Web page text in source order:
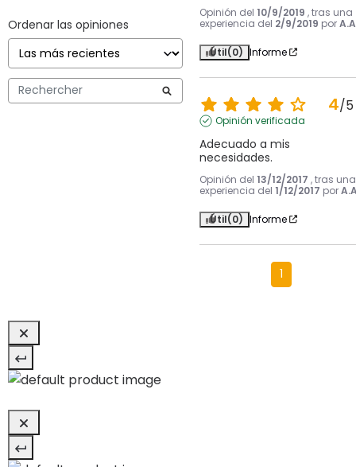
Ordenar las opiniones
Opinión del 10/9/2019 , tras una
experiencia del 2/9/2019 por
Útil(0) Informe
4/5
Opinión verificada
Adecuado a mis
necesidades.
Opinión del 13/12/2017 , tras una
experiencia del 1/12/2017 por
Útil(0) Informe
1